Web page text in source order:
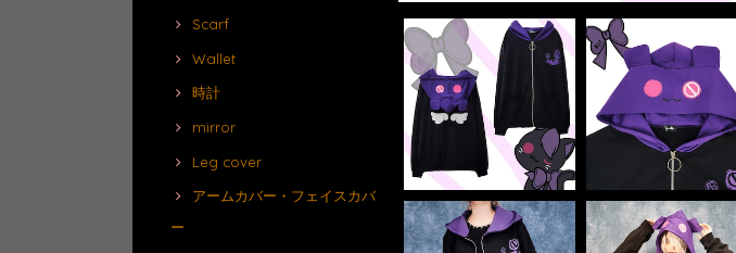
Scarf
Wallet
時計
mirror
Leg cover
アームカバー・フェイスカバ
ー